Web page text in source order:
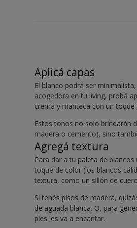
Aplicá capas
El blanco podrá ser
acogedora en tu living, probá
crema y manteca con un
Estos tonos no solo brindarán
madera o cemento), sino
Agregá textura
Para dar a tu paleta de
toque de color (los blancos
textura, como un sillón de
Si tenés pisos de madera,
de aguada blanca. O, para
pies les va a encantar.